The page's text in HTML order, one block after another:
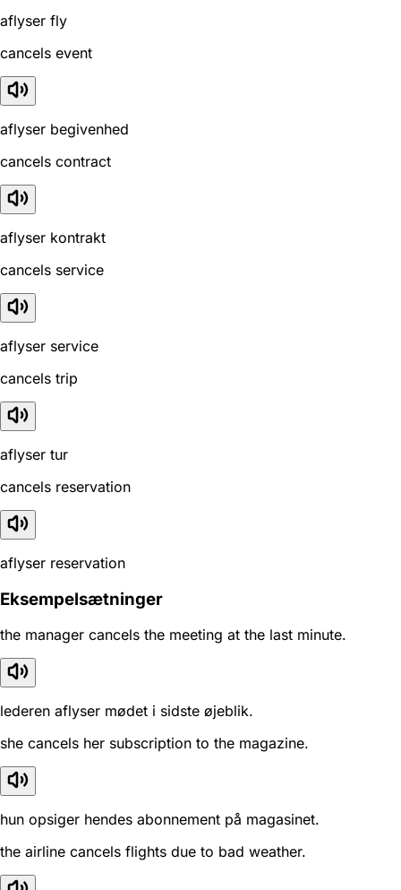
aflyser fly
cancels event
aflyser begivenhed
cancels contract
aflyser kontrakt
cancels service
aflyser service
cancels trip
aflyser tur
cancels reservation
aflyser reservation
Eksempelsætninger
the manager cancels the meeting at the last minute.
lederen aflyser mødet i sidste øjeblik.
she cancels her subscription to the magazine.
hun opsiger hendes abonnement på magasinet.
the airline cancels flights due to bad weather.